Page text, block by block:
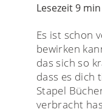
Lesezeit 9
Es ist schon
bewirken
das sich so
dass es dich
Stapel
verbracht